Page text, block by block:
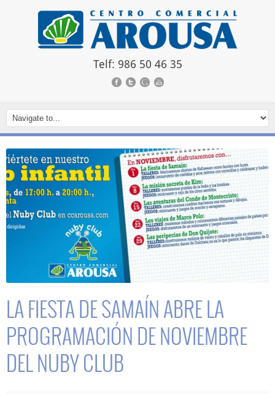
Telf: 986 50 46 35
LA FIESTA DE SAMAÍN ABRE LA
PROGRAMACIÓN DE NOVIEMBRE
DEL NUBY CLUB